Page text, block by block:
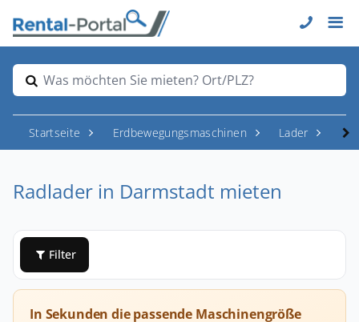
Was möchten Sie mieten? Ort/PLZ?
Startseite Erdbewegungsmaschinen Lader
Radlader in Darmstadt mieten
Filter
In Sekunden die passende Maschinengröße